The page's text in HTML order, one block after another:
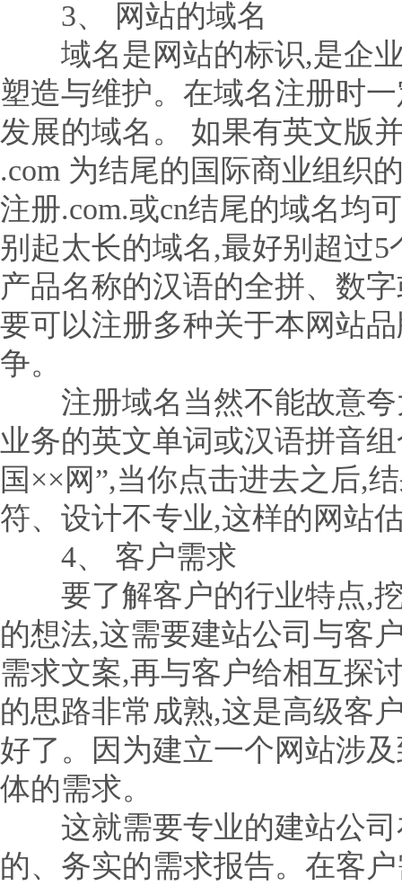
3、 网站的域名
域名是网站的标识,是企业
塑造与维护。在域名注册时
发展的域名。 如果有英文版
.com 为结尾的国际商业组织
注册.com.或cn结尾的域名均
别起太长的域名,最好别超过
产品名称的汉语的全拼、数
要可以注册多种关于本网站
争。
注册域名当然不能故意夸
业务的英文单词或汉语拼音
国××网”,当你点击进去之后,
符、设计不专业,这样的网站
4、 客户需求
要了解客户的行业特点,挖
的想法,这需要建站公司与客
需求文案,再与客户给相互探
的思路非常成熟,这是高级客
好了。因为建立一个网站涉
体的需求。
这就需要专业的建站公司
的、务实的需求报告。在客